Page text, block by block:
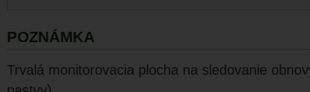
POZNÁMKA
Trvalá monitorovacia plocha na sledovanie